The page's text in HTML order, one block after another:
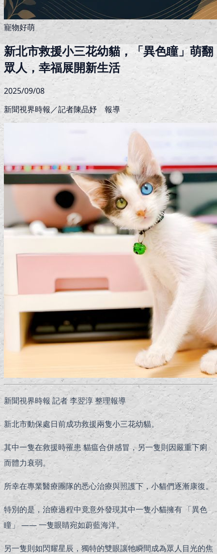
寵物好萌
新北市救援小三花幼貓，「異色瞳」萌翻
眾人，幸福展開新生活
2025/09/08
新聞視界時報／記者陳品妤 報導
新聞視界時報 記者 李翌淳 整理報導
新北市動保處日前成功救援兩隻小三花幼貓。
其中一隻在救援時罹患 貓瘟合併感冒，另一隻則因嚴重下痢
而體力衰弱。
所幸在專業醫療團隊的悉心治療與照護下，小貓們逐漸康復。
特別的是，治療過程中竟意外發現其中一隻小貓擁有 「異色
瞳」 —— 一隻眼睛宛如蔚藍海洋。
另一隻則如閃耀星辰，獨特的雙眼讓牠瞬間成為眾人目光的焦